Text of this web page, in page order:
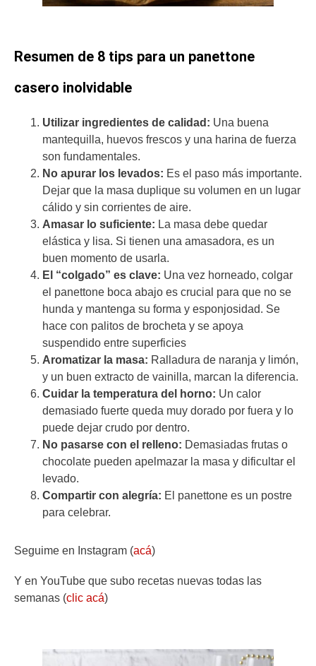
Resumen de 8 tips para un panettone
casero inolvidable
Utilizar ingredientes de calidad: Una buena
mantequilla, huevos frescos y una harina de fuerza
son fundamentales.
No apurar los levados: Es el paso más importante.
Dejar que la masa duplique su volumen en un lugar
cálido y sin corrientes de aire.
Amasar lo suficiente: La masa debe quedar
elástica y lisa. Si tienen una amasadora, es un
buen momento de usarla.
El “colgado” es clave: Una vez horneado, colgar
el panettone boca abajo es crucial para que no se
hunda y mantenga su forma y esponjosidad. Se
hace con palitos de brocheta y se apoya
suspendido entre superficies
Aromatizar la masa: Ralladura de naranja y limón,
y un buen extracto de vainilla, marcan la diferencia.
Cuidar la temperatura del horno: Un calor
demasiado fuerte queda muy dorado por fuera y lo
puede dejar crudo por dentro.
No pasarse con el relleno: Demasiadas frutas o
chocolate pueden apelmazar la masa y dificultar el
levado.
Compartir con alegría: El panettone es un postre
para celebrar.
Seguime en Instagram (acá)
Y en YouTube que subo recetas nuevas todas las
semanas (clic acá)